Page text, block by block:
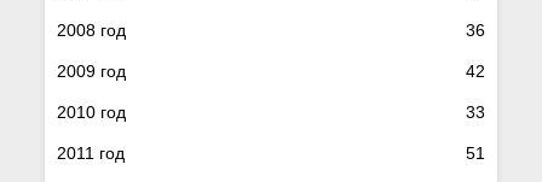
2008 год 36
2009 год 42
2010 год 33
2011 год 51